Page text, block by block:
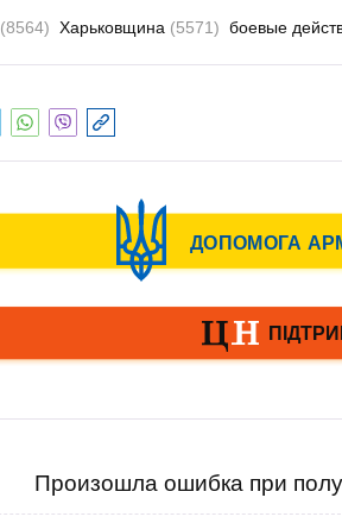
(8564) Харьковщина (5571) боевые
Произошла ошибка при